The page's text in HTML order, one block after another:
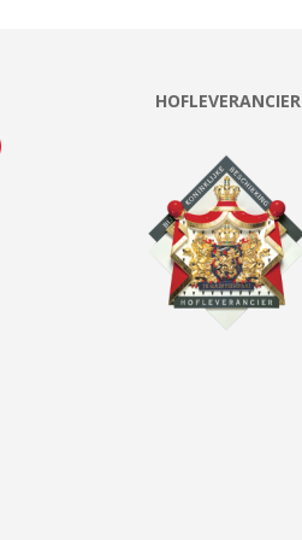
HOFLEVERANCIER